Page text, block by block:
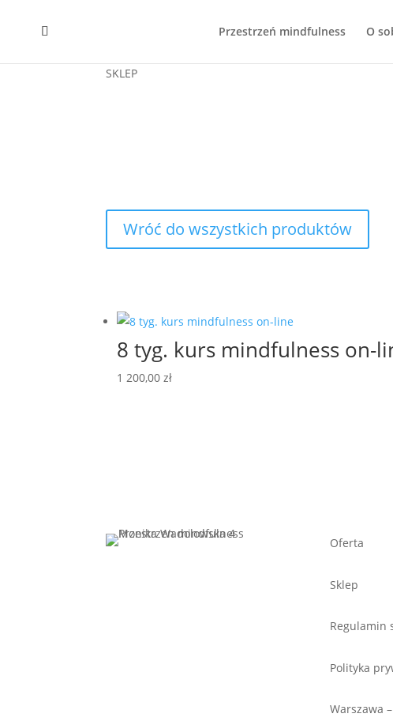
Przestrzeń mindfulness O
SKLEP
Wróć do wszystkich produktów
8 tyg. kurs mindfulness on-
1 200,00zł
Oferta
Sklep
Regulamin
Polityka
Warszawa